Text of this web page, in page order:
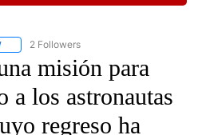
FOLLOW "NOTICIAS - CNN" TO RECEIVE
2 Followers
misión para
a los astronautas
regreso ha